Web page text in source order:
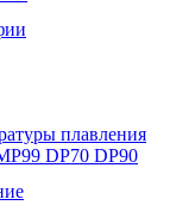
плавления
DP70 DP90